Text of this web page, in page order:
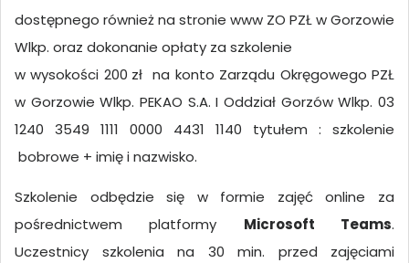
dostępnego również na stronie www ZO PZŁ w Gorzowie
Wlkp. oraz dokonanie opłaty za szkolenie
w wysokości 200 zł na konto Zarządu Okręgowego PZŁ
w Gorzowie Wlkp. PEKAO S.A. I Oddział Gorzów Wlkp. 03
1240 3549 1111 0000 4431 1140 tytułem : szkolenie
bobrowe + imię i nazwisko.
Szkolenie odbędzie się w formie zajęć online za
pośrednictwem platformy Microsoft Teams.
Uczestnicy szkolenia na 30 min. przed zajęciami